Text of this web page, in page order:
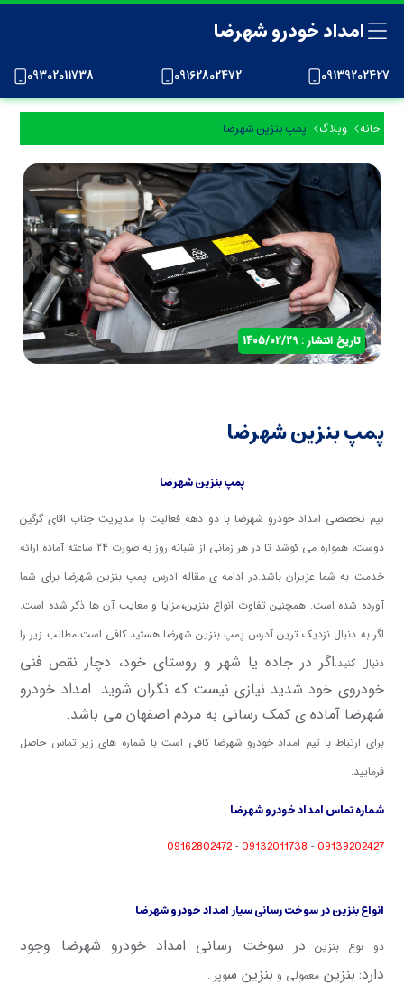
امداد خودرو شهرضا
09139202427
09162802472
09302011738
خانه وبلاگ پمپ بنزین شهرضا
تاریخ انتشار : 1405/02/29
پمپ بنزین شهرضا
پمپ بنزین شهرضا
تیم تخصصی امداد خودرو شهرضا با دو دهه فعالیت با مدیریت جناب اقای گرگین
دوست، همواره می کوشد تا در هر زمانی از شبانه روز به صورت 24 ساعته آماده ارائه
خدمت به شما عزیزان باشد.در ادامه ی مقاله آدرس پمپ بنزین شهرضا برای شما
آورده شده است. همچنین تفاوت انواع بنزین،مزایا و معایب آن ها ذکر شده است.
اگر به دنبال نزدیک ترین آدرس پمپ بنزین شهرضا هستید کافی است مطالب زیر را
دنبال کنید.اگر در جاده یا شهر و روستای خود، دچار نقص فنی
خودروی خود شدید نیازی نیست که نگران شوید. امداد خودرو
شهرضا آماده ی کمک رسانی به مردم اصفهان می باشد.
برای ارتباط با تیم امداد خودرو شهرضا کافی است با شماره های زیر تماس حاصل
فرمایید.
شماره تماس امداد خودرو شهرضا
09139202427
-
09132011738
-
09162802472
انواع بنزین در سوخت رسانی سیار امداد خودرو شهرضا
دو نوع بنزین در سوخت رسانی امداد خودرو شهرضا وجود
دارد: بنزینمعمولی و بنزین سوپر .